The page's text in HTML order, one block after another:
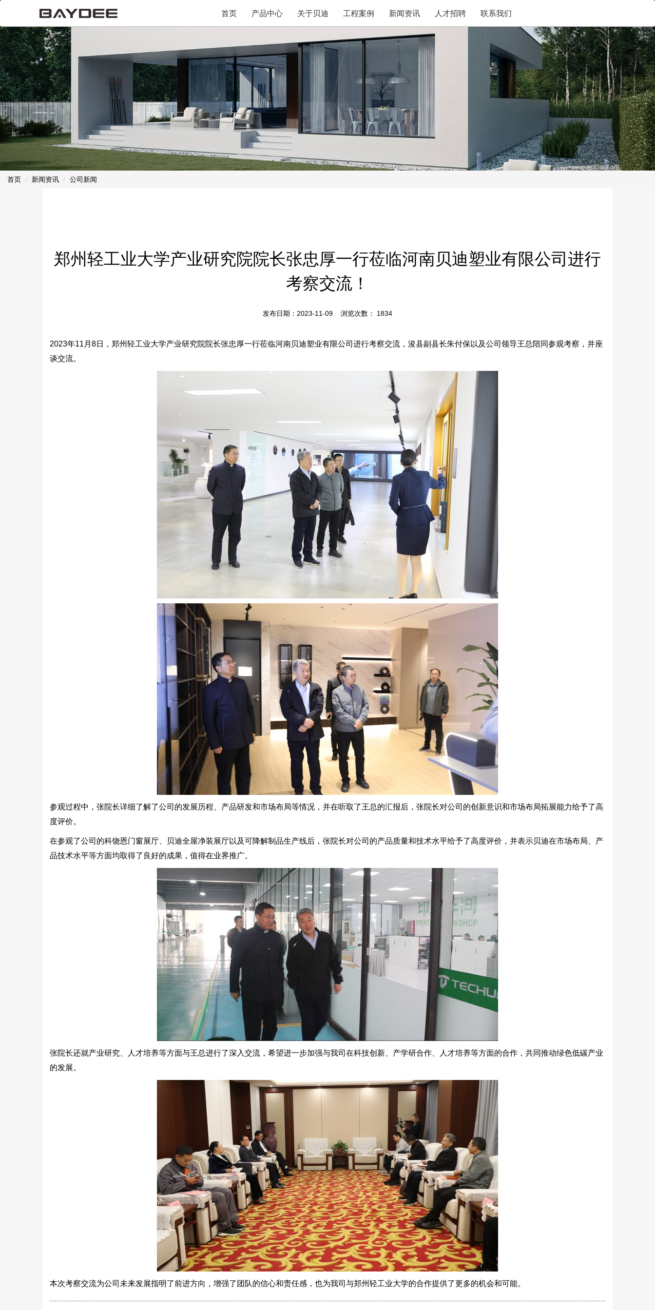
首页 产品中心 关于贝迪 工程案例 新闻资讯 人才招聘 联系我们
首页 新闻资讯 公司新闻
郑州轻工业大学产业研究院院长张忠厚一行莅临河南贝迪塑业有限公司进行
考察交流！
发布日期：2023-11-09 浏览次数： 1834
2023年11月8日，郑州轻工业大学产业研究院院长张忠厚一行莅临河南贝迪塑业有限公司进行考察交流，浚县副县长朱付保以及公司领导王总陪同参观考察，并座
谈交流。
参观过程中，张院长详细了解了公司的发展历程、产品研发和市场布局等情况，并在听取了王总的汇报后，张院长对公司的创新意识和市场布局拓展能力给予了高
度评价。
在参观了公司的科饶恩门窗展厅、贝迪全屋净装展厅以及可降解制品生产线后，张院长对公司的产品质量和技术水平给予了高度评价，并表示贝迪在市场布局、产
品技术水平等方面均取得了良好的成果，值得在业界推广。
张院长还就产业研究、人才培养等方面与王总进行了深入交流，希望进一步加强与我司在科技创新、产学研合作、人才培养等方面的合作，共同推动绿色低碳产业
的发展。
本次考察交流为公司未来发展指明了前进方向，增强了团队的信心和责任感，也为我司与郑州轻工业大学的合作提供了更多的机会和可能。